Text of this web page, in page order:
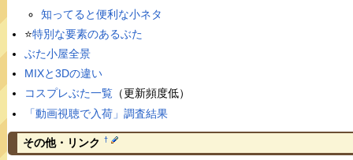
知ってると便利な小ネタ
⭐️特別な要素のあるぶた
ぶた小屋全景
MIXと3Dの違い
コスプレぶた一覧（更新頻度低）
「動画視聴で入荷」調査結果
その他・リンク †